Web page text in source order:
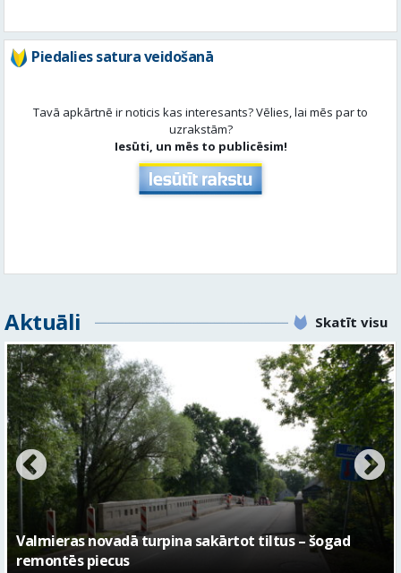
Piedalies satura veidošanā
Tavā apkārtnē ir noticis kas interesants? Vēlies, lai mēs par to
uzrakstām?
Iesūti, un mēs to publicēsim!
Aktuāli Skatīt visu
No pagaidu teātra līdz laikmetīgās kultūras centram
– kā attīstīsies “Kurtuve”